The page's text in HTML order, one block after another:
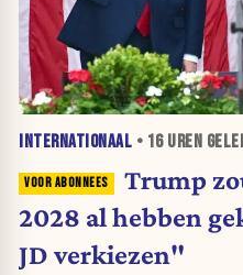
INTERNATIONAAL • 16 UREN
Trump
2028 al hebben
JD verkiezen"